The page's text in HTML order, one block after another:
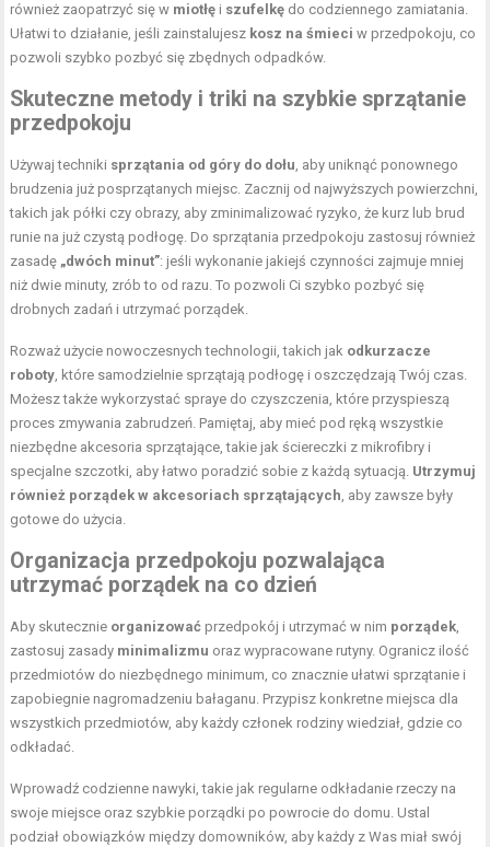
również zaopatrzyć się w miotłę i szufelkę do codziennego zamiatania.
Ułatwi to działanie, jeśli zainstalujesz kosz na śmieci w przedpokoju, co
pozwoli szybko pozbyć się zbędnych odpadków.
Skuteczne metody i triki na szybkie sprzątanie
przedpokoju
Używaj techniki sprzątania od góry do dołu, aby uniknąć ponownego
brudzenia już posprzątanych miejsc. Zacznij od najwyższych powierzchni,
takich jak półki czy obrazy, aby zminimalizować ryzyko, że kurz lub brud
runie na już czystą podłogę. Do sprzątania przedpokoju zastosuj również
zasadę „dwóch minut”: jeśli wykonanie jakiejś czynności zajmuje mniej
niż dwie minuty, zrób to od razu. To pozwoli Ci szybko pozbyć się
drobnych zadań i utrzymać porządek.
Rozważ użycie nowoczesnych technologii, takich jak odkurzacze
roboty, które samodzielnie sprzątają podłogę i oszczędzają Twój czas.
Możesz także wykorzystać spraye do czyszczenia, które przyspieszą
proces zmywania zabrudzeń. Pamiętaj, aby mieć pod ręką wszystkie
niezbędne akcesoria sprzątające, takie jak ściereczki z mikrofibry i
specjalne szczotki, aby łatwo poradzić sobie z każdą sytuacją. Utrzymuj
również porządek w akcesoriach sprzątających, aby zawsze były
gotowe do użycia.
Organizacja przedpokoju pozwalająca
utrzymać porządek na co dzień
Aby skutecznie organizować przedpokój i utrzymać w nim porządek,
zastosuj zasady minimalizmu oraz wypracowane rutyny. Ogranicz ilość
przedmiotów do niezbędnego minimum, co znacznie ułatwi sprzątanie i
zapobiegnie nagromadzeniu bałaganu. Przypisz konkretne miejsca dla
wszystkich przedmiotów, aby każdy członek rodziny wiedział, gdzie co
odkładać.
Wprowadź codzienne nawyki, takie jak regularne odkładanie rzeczy na
swoje miejsce oraz szybkie porządki po powrocie do domu. Ustal
podział obowiązków między domowników, aby każdy z Was miał swój